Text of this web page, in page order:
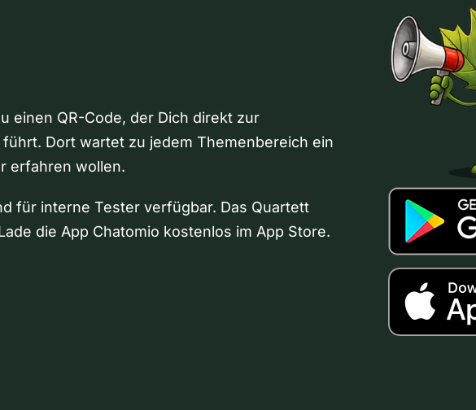
einen QR-Code, der Dich direkt zur
Dort wartet zu jedem Themenbereich ein
erfahren wollen.
für interne Tester verfügbar. Das Quartett
die App Chatomio kostenlos im App Store.